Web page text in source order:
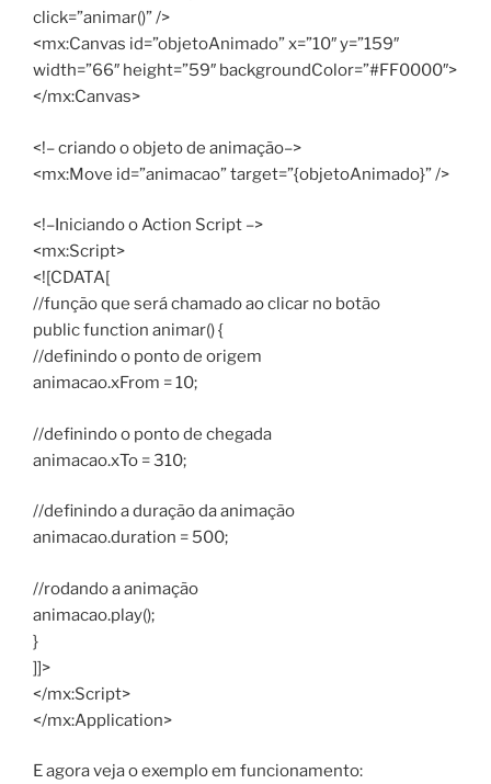
click=”animar()” />
<mx:Canvas id=”objetoAnimado” x=”10″ y=”159″
width=”66″ height=”59″ backgroundColor=”#FF0000″>
</mx:Canvas>
<!– criando o objeto de animação–>
<mx:Move id=”animacao” target=”{objetoAnimado}” />
<!–Iniciando o Action Script –>
<mx:Script>
<![CDATA[
//função que será chamado ao clicar no botão
public function animar() {
//definindo o ponto de origem
animacao.xFrom = 10;
//definindo o ponto de chegada
animacao.xTo = 310;
//definindo a duração da animação
animacao.duration = 500;
//rodando a animação
animacao.play();
}
]]>
</mx:Script>
</mx:Application>
E agora veja o exemplo em funcionamento: